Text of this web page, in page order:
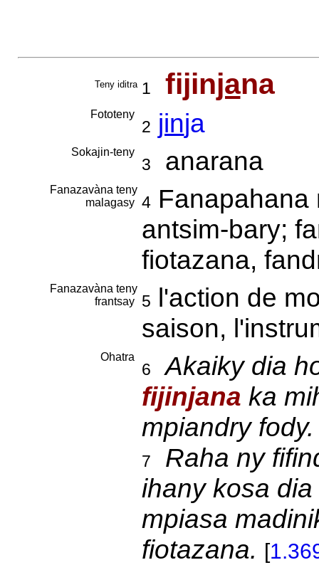
Teny iditra 1 fijinjana
Fototeny
2 jinja
Sokajin-teny
3 anarana
Fanazavàna teny
malagasy 4Fanapahana
antsim-bary;
fiotazana,
Fanazavàna teny
frantsay
5 l'action de
saison,
Ohatra
6
Akaiky dia
fijinjana ka
mpiandry fody.
7
Raha ny
ihany kosa
mpiasa
fiotazana. [